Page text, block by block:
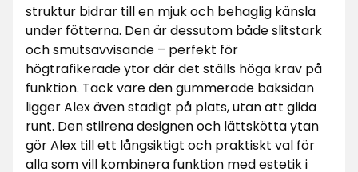
struktur bidrar till en mjuk och behaglig känsla
under fötterna. Den är dessutom både slitstark
och smutsavvisande – perfekt för
högtrafikerade ytor där det ställs höga krav på
funktion. Tack vare den gummerade baksidan
ligger Alex även stadigt på plats, utan att glida
runt. Den stilrena designen och lättskötta ytan
gör Alex till ett långsiktigt och praktiskt val för
alla som vill kombinera funktion med estetik i